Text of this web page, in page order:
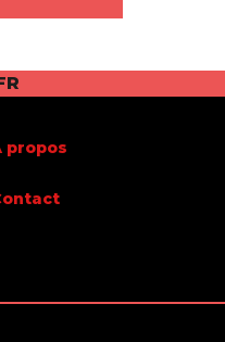
Oui
propos